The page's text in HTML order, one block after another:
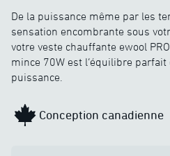
De la puissance même par les
sensation encombrante sous
votre veste chauffante ewool
mince 70W est l’équilibre
puissance.
Conception canadienne